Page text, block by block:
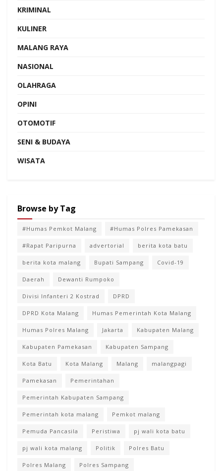
KRIMINAL
KULINER
MALANG RAYA
NASIONAL
OLAHRAGA
OPINI
OTOMOTIF
SENI & BUDAYA
WISATA
Browse by Tag
#Humas Pemkot Malang #Humas Polres Pamekasan
#Rapat Paripurna advertorial berita kota batu
berita kota malang Bupati Sampang Covid-19
Daerah Dewanti Rumpoko
Divisi Infanteri 2 Kostrad DPRD
DPRD Kota Malang Humas Pemerintah Kota Malang
Humas Polres Malang Jakarta Kabupaten Malang
Kabupaten Pamekasan Kabupaten Sampang
Kota Batu Kota Malang Malang malangpagi
Pamekasan Pemerintahan
Pemerintah Kabupaten Sampang
Pemerintah kota malang Pemkot malang
Pemuda Pancasila Peristiwa pj wali kota batu
pj wali kota malang Politik Polres Batu
Polres Malang Polres Sampang